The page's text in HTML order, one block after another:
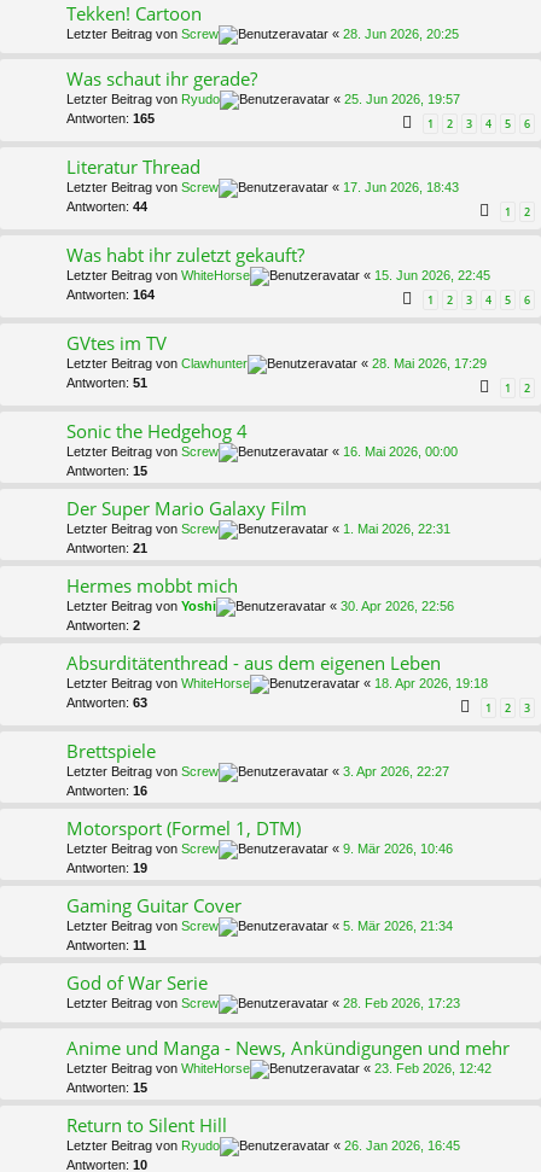
Tekken! Cartoon
Letzter Beitrag von Screw « 28. Jun 2026, 20:25
Was schaut ihr gerade?
Letzter Beitrag von Ryudo « 25. Jun 2026, 19:57
Antworten: 165 1 2 3 4 5 6
Literatur Thread
Letzter Beitrag von Screw « 17. Jun 2026, 18:43
Antworten: 44 1 2
Was habt ihr zuletzt gekauft?
Letzter Beitrag von WhiteHorse « 15. Jun 2026, 22:45
Antworten: 164 1 2 3 4 5 6
GVtes im TV
Letzter Beitrag von Clawhunter « 28. Mai 2026, 17:29
Antworten: 51 1 2
Sonic the Hedgehog 4
Letzter Beitrag von Screw « 16. Mai 2026, 00:00
Antworten: 15
Der Super Mario Galaxy Film
Letzter Beitrag von Screw « 1. Mai 2026, 22:31
Antworten: 21
Hermes mobbt mich
Letzter Beitrag von Yoshi « 30. Apr 2026, 22:56
Antworten: 2
Absurditätenthread - aus dem eigenen Leben
Letzter Beitrag von WhiteHorse « 18. Apr 2026, 19:18
Antworten: 63 1 2 3
Brettspiele
Letzter Beitrag von Screw « 3. Apr 2026, 22:27
Antworten: 16
Motorsport (Formel 1, DTM)
Letzter Beitrag von Screw « 9. Mär 2026, 10:46
Antworten: 19
Gaming Guitar Cover
Letzter Beitrag von Screw « 5. Mär 2026, 21:34
Antworten: 11
God of War Serie
Letzter Beitrag von Screw « 28. Feb 2026, 17:23
Anime und Manga - News, Ankündigungen und mehr
Letzter Beitrag von WhiteHorse « 23. Feb 2026, 12:42
Antworten: 15
Return to Silent Hill
Letzter Beitrag von Ryudo « 26. Jan 2026, 16:45
Antworten: 10